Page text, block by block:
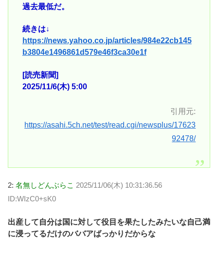
過去最低だ。
続きは↓
https://news.yahoo.co.jp/articles/984e22cb145
b3804e1496861d579e46f3ca30e1f
[読売新聞]
2025/11/6(木) 5:00
引用元:
https://asahi.5ch.net/test/read.cgi/newsplus/17623
92478/
2: 名無しどんぶらこ 2025/11/06(木) 10:31:36.56
ID:WIzC0+sK0
出産して自分は国に対して役目を果たしたみたいな自己満
に浸ってるだけのババアばっかりだからな